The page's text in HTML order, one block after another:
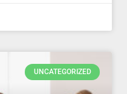
UNCATEGORIZED